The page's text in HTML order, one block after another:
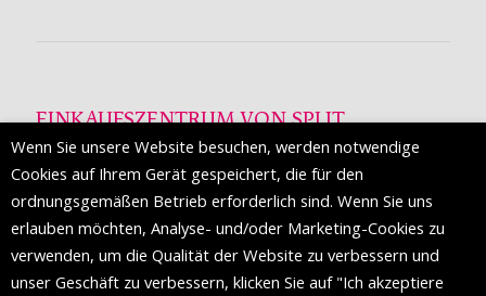
EINKAUFSZENTRUM VON SPLIT
Die Mall of Split
ist ein prestigeträchtiges Einkaufsziel mit
etwa 200 Einzelhandelsmarken und einer Reihe von
Weltmodemarken, die zum ersten Mal in Split erscheinen.
Wenn Sie unsere Website besuchen, werden notwendige
Cookies auf Ihrem Gerät gespeichert, die für den
ordnungsgemäßen Betrieb erforderlich sind. Wenn Sie uns
erlauben möchten, Analyse- und/oder Marketing-Cookies zu
verwenden, um die Qualität der Website zu verbessern und
unser Geschäft zu verbessern, klicken Sie auf "Ich akzeptiere